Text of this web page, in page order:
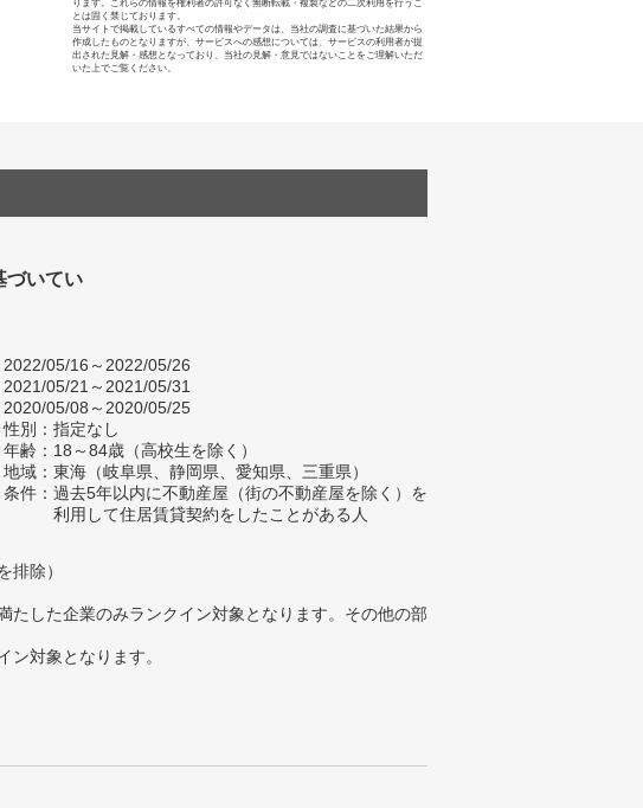
ります。これらの情報を権利者の許可なく無断転載・複製などの二次利用を行うこ
とは固く禁じております。
当サイトで掲載しているすべての情報やデータは、当社の調査に基づいた結果から
作成したものとなりますが、サービスへの感想については、サービスの利用者が提
出された見解・感想となっており、当社の見解・意見ではないことをご理解いただ
いた上でご覧ください。
づいてい
2022/05/16～2022/05/26
2021/05/21～2021/05/31
2020/05/08～2020/05/25
性別：指定なし
年齢：18～84歳（高校生を除く）
地域：東海（岐阜県、静岡県、愛知県、三重県）
条件：過去5年以内に不動産屋（街の不動産屋を除く）を
利用して住居賃貸契約をしたことがある人
除）
した企業のみランクイン対象となります。その他の部
対象となります。